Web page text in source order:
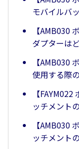
モバイルバ
【AMB030
ダプターは
【AMB030
使用する際
【
ッチメント
【AMB030
ッチメント